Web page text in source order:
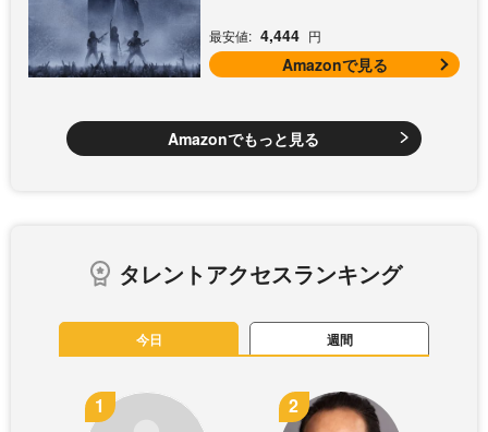
最安値: 4,444 円
Amazonで見る
Amazonでもっと見る
タレントアクセスランキング
今日 週間